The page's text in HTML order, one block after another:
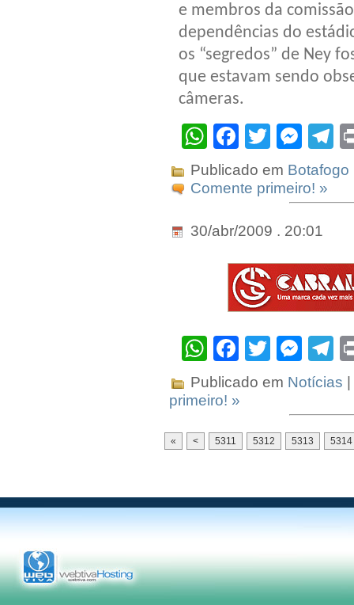
e membros da
dependências do
os “segredos” de Ney
que estavam sendo
câmeras.
WhatsApp
Facebook
Twitter
Publicado em Botafogo
Comente primeiro! »
30/abr/2009 . 20:01
WhatsApp
Facebook
Twitter
Publicado em Notícias
primeiro! »
« < 5311 5312 5313 5314